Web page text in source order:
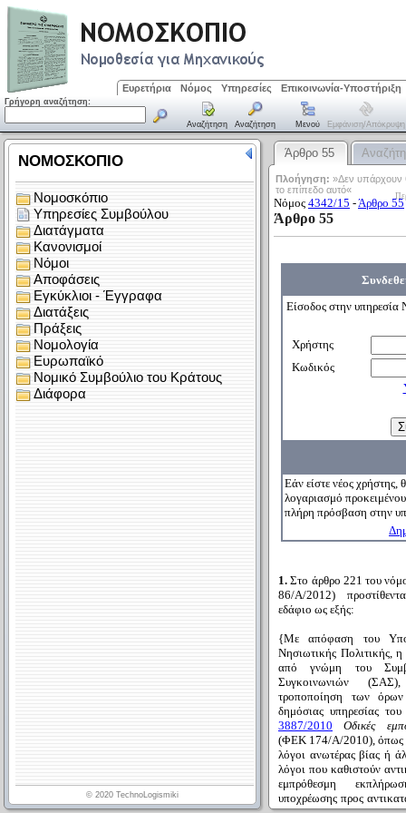
Ευρετήρια Νόμος Υπηρεσίες Επικοινωνία-Υποστήριξη
Γρήγορη αναζήτηση:
Αναζήτηση Αναζήτηση Μενού Εμφάνιση/απόκρυψη
Άρθρο 55